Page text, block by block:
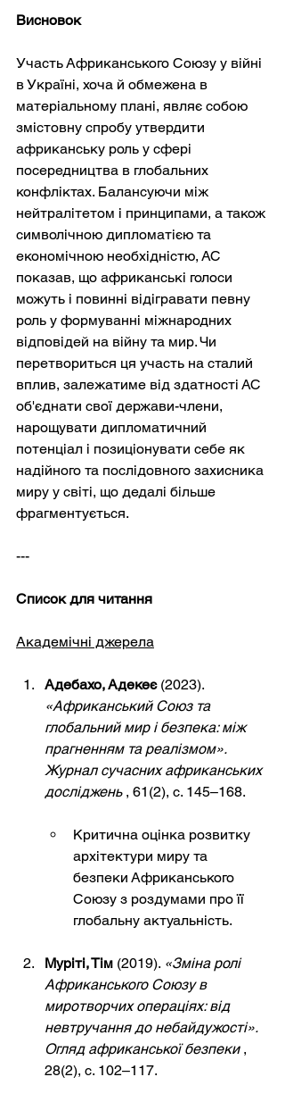
Висновок
Участь Африканського Союзу у війні
в Україні, хоча й обмежена в
матеріальному плані, являє собою
змістовну спробу утвердити
африканську роль у сфері
посередництва в глобальних
конфліктах. Балансуючи між
нейтралітетом і принципами, а також
символічною дипломатією та
економічною необхідністю, АС
показав, що африканські голоси
можуть і повинні відігравати певну
роль у формуванні міжнародних
відповідей на війну та мир. Чи
перетвориться ця участь на сталий
вплив, залежатиме від здатності АС
об'єднати свої держави-члени,
нарощувати дипломатичний
потенціал і позиціонувати себе як
надійного та послідовного захисника
миру у світі, що дедалі більше
фрагментується.
---
Список для читання
Академічні джерела
Адебахо, Адекеє (2023).
«Африканський Союз та
глобальний мир і безпека: між
прагненням та реалізмом».
Журнал сучасних африканських
досліджень , 61(2), с. 145–168.
Критична оцінка розвитку
архітектури миру та
безпеки Африканського
Союзу з роздумами про її
глобальну актуальність.
Муріті, Тім (2019). «Зміна ролі
Африканського Союзу в
миротворчих операціях: від
невтручання до небайдужості».
Огляд африканської безпеки ,
28(2), с. 102–117.